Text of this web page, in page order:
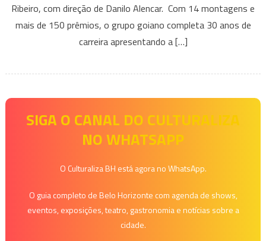
Chuva”
Ribeiro, com direção de Danilo Alencar. Com 14 montagens e
mais de 150 prêmios, o grupo goiano completa 30 anos de
carreira apresentando a […]
SIGA O CANAL DO CULTURALIZA
NO WHATSAPP
O Culturaliza BH está agora no WhatsApp.
O guia completo de Belo Horizonte com agenda de shows,
eventos, exposições, teatro, gastronomia e notícias sobre a
cidade.